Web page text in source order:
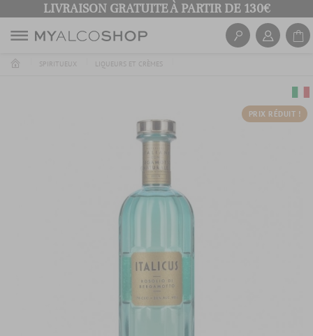
LIVRAISON GRATUITE À PARTIR DE 130€
SPIRITUEUX LIQUEURS ET CRÈMES
PRIX RÉDUIT !